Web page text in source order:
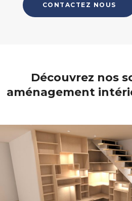
CONTACTEZ NOUS
Découvrez nos
aménagement